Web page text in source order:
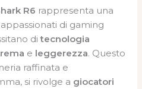
R6 rappresenta una
di gaming
ditecnologia
e leggerezza. Questo
raffinata e
si rivolge a giocatori